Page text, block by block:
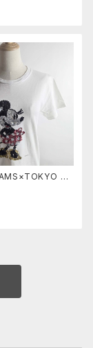
S ブル
Di
トン100％ スパ
マウスTシャツ X
2